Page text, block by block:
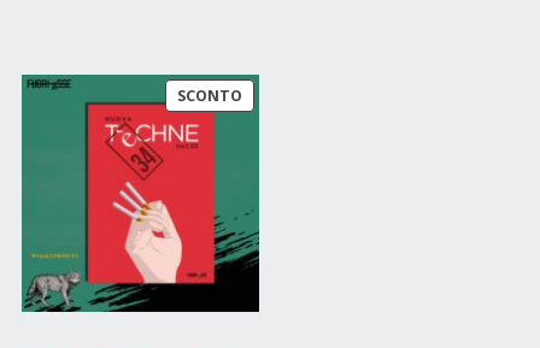
SCONTO
IN